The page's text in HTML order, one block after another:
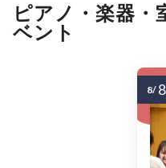
ピアノ・楽器・
ベント
8/ 8